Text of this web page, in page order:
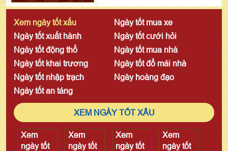
Xem ngày tốt xấu
Ngày tốt mua xe
Ngày tốt xuất hành
Ngày tốt cưới hỏi
Ngày tốt động thổ
Ngày tốt mua nhà
Ngày tốt khai trương
Ngày tốt đổ mái nhà
Ngày tốt nhập trạch
Ngày hoàng đạo
Ngày tốt an táng
XEM NGÀY TỐT XẤU
Xem
ngày tốt
Xem
ngày tốt
Xem
ngày tốt
Xem
ngày tốt